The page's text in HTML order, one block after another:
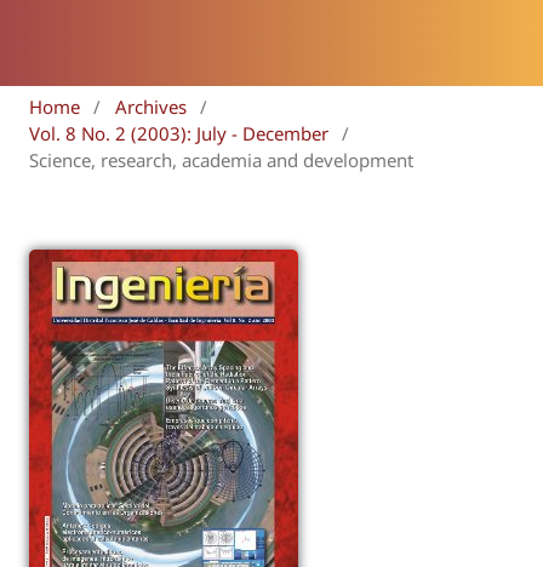
Home / Archives /
Vol. 8 No. 2 (2003): July - December /
Science, research, academia and development